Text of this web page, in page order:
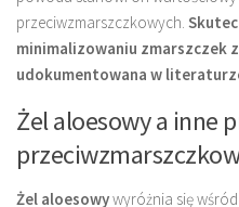
przeciwzmarszczkowych.
minimalizowaniu zmarszczek
udokumentowana w
Żel aloesowy a inne
Żel aloesowywyróżnia się